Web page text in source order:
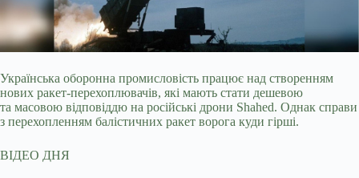
Українська оборонна промисловість працює над створенням
нових ракет-перехоплювачів, які мають стати дешевою
та масовою відповіддю на російські дрони Shahed. Однак справи
з перехопленням балістичних ракет ворога куди гірші.
ВІДЕО ДНЯ